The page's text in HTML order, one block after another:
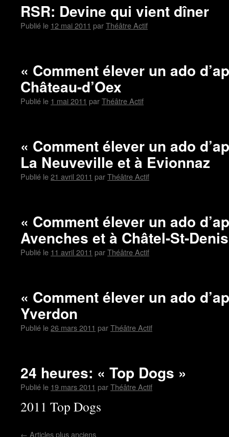
RSR: Devine qui vient dîner
Publié le 12 mai 2011 parThéâtre Actif
« Comment élever un ado
Château-d’Oex
Publié le 1 mai 2011 parThéâtre Actif
« Comment élever un ado
La Neuveville et à Evionnaz
Publié le21 avril 2011 parThéâtre Actif
« Comment élever un ado
Avenches et à Châtel-St-Denis
Publié le 11 avril 2011 parThéâtre Actif
« Comment élever un ado
Yverdon
Publié le26 mars 2011 parThéâtre Actif
24 heures: « Top Dogs »
Publié le 19 mars 2011 parThéâtre Actif
2011 Top Dogs
← Articles plus anciens